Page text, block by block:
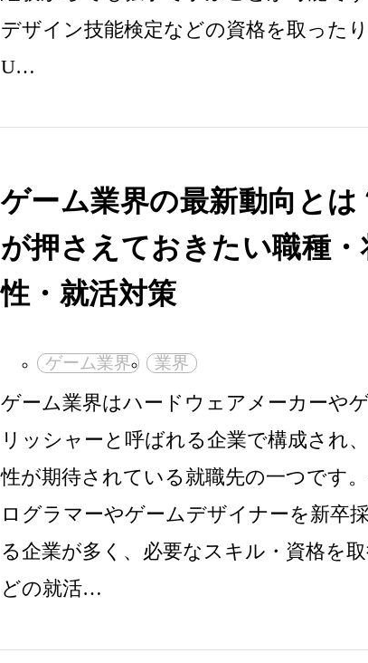
デザイン技能検定などの資格を取った
U…
ゲーム業界の最新動向とは
が押さえておきたい職種・
性・就活対策
ゲーム業界 業界
ゲーム業界はハードウェアメーカーや
リッシャーと呼ばれる企業で構成され
性が期待されている就職先の一つです
ログラマーやゲームデザイナーを新卒
る企業が多く、必要なスキル・資格を
どの就活…